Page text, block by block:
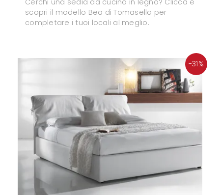
scopri il modello Bea di Tomasella per
completare i tuoi locali al meglio.
-31%